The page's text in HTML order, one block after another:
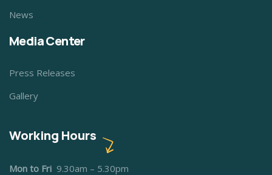
News
Media Center
Press Releases
Gallery
Working Hours
Mon to Fri 9.30am – 5.30pm